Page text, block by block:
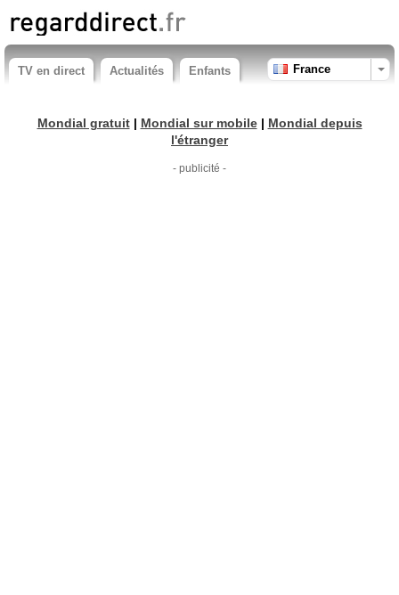
TV en direct Actualités Enfants France
Mondial gratuit| Mondial sur mobile| Mondial depuis
l'étranger
- publicité -